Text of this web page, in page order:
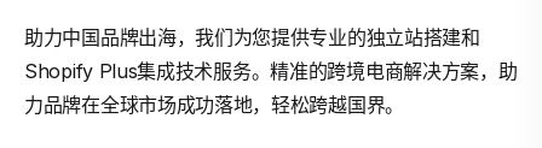
助力中国品牌出海，我们为您提供专业的独立站搭建和
Shopify Plus集成技术服务。精准的跨境电商解决方案，助
力品牌在全球市场成功落地，轻松跨越国界。